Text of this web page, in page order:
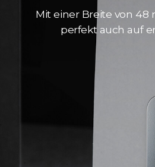
Mit einer Breite von 48
perfekt auch auf